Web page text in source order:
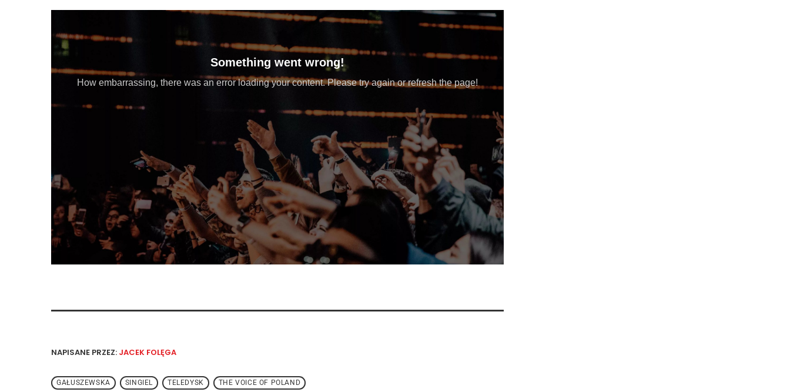
NAPISANE PRZEZ: JACEK FOLĘGA
GAŁUSZEWSKA SINGIEL TELEDYSK THE VOICE OF POLAND